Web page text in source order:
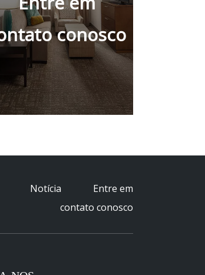
conosco
Notícia
Entre em
contato conosco